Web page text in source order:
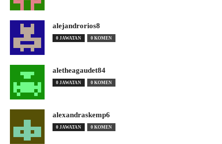
alejandrorios8
0 JAWATAN 0 KOMEN
aletheagaudet84
0 JAWATAN 0 KOMEN
alexandraskemp6
0 JAWATAN 0 KOMEN